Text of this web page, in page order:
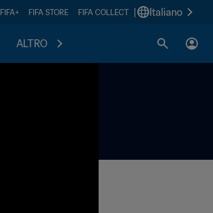
FIFA+ FIFA STORE FIFA COLLECT Italiano
ALTRO